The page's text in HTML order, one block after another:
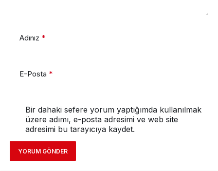
Adınız *
E-Posta *
Bir dahaki sefere yorum yaptığımda kullanılmak
üzere adımı, e-posta adresimi ve web site
adresimi bu tarayıcıya kaydet.
YORUM GÖNDER